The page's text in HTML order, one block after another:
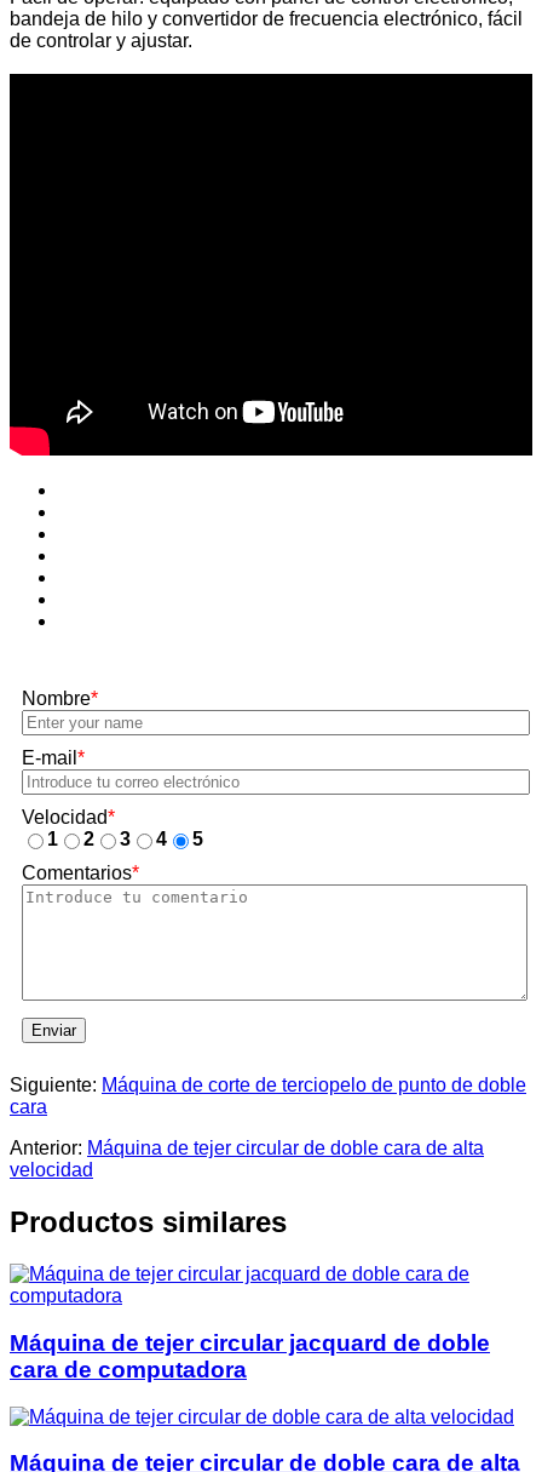
bandeja de hilo y convertidor de frecuencia electrónico, fácil
de controlar y ajustar.
Nombre*
E-mail *
Velocidad*
1
2 3 4
5
Comentarios*
Enviar
Siguiente: Máquina de corte de terciopelo de punto de doble
cara
Anterior: Máquina de tejer circular de doble cara de alta
velocidad
Productos similares
Máquina de tejer circular jacquard de doble
cara de computadora
Máquina de tejer circular de doble cara de alta